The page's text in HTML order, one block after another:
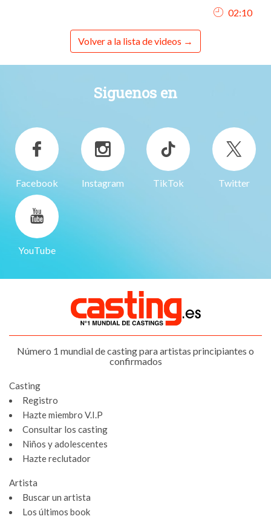
02:10
Volver a la lista de videos
Siguenos en
Facebook Instagram TikTok Twitter
YouTube
Número 1 mundial de casting para artistas principiantes o
confirmados
Casting
Registro
Hazte miembro V.I.P
Consultar los casting
Niños y adolescentes
Hazte reclutador
Artista
Buscar un artista
Los últimos book